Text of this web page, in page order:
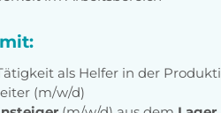
als Helfer in der
(m/w/d)